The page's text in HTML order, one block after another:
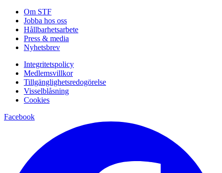
Om STF
Jobba hos oss
Hållbarhetsarbete
Press & media
Nyhetsbrev
Integritetspolicy
Medlemsvillkor
Tillgänglighetsredogörelse
Visselblåsning
Cookies
Facebook